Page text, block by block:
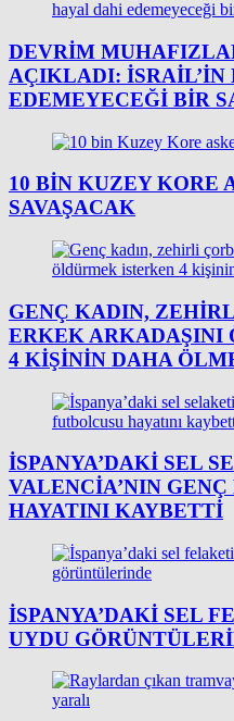
DEVRIM
AÇIKLADI: İSRAIL’IN
EDEMEYECEĞI BIR
10 BIN KUZEY KORE
SAVAŞACAK
GENÇ KADIN,
ERKEK ARKADAŞINI
4 KIŞININ DAHA
İSPANYA’DAKI SEL
VALENCIA’NIN
HAYATINI KAYBETTI
İSPANYA’DAKI SEL
UYDU